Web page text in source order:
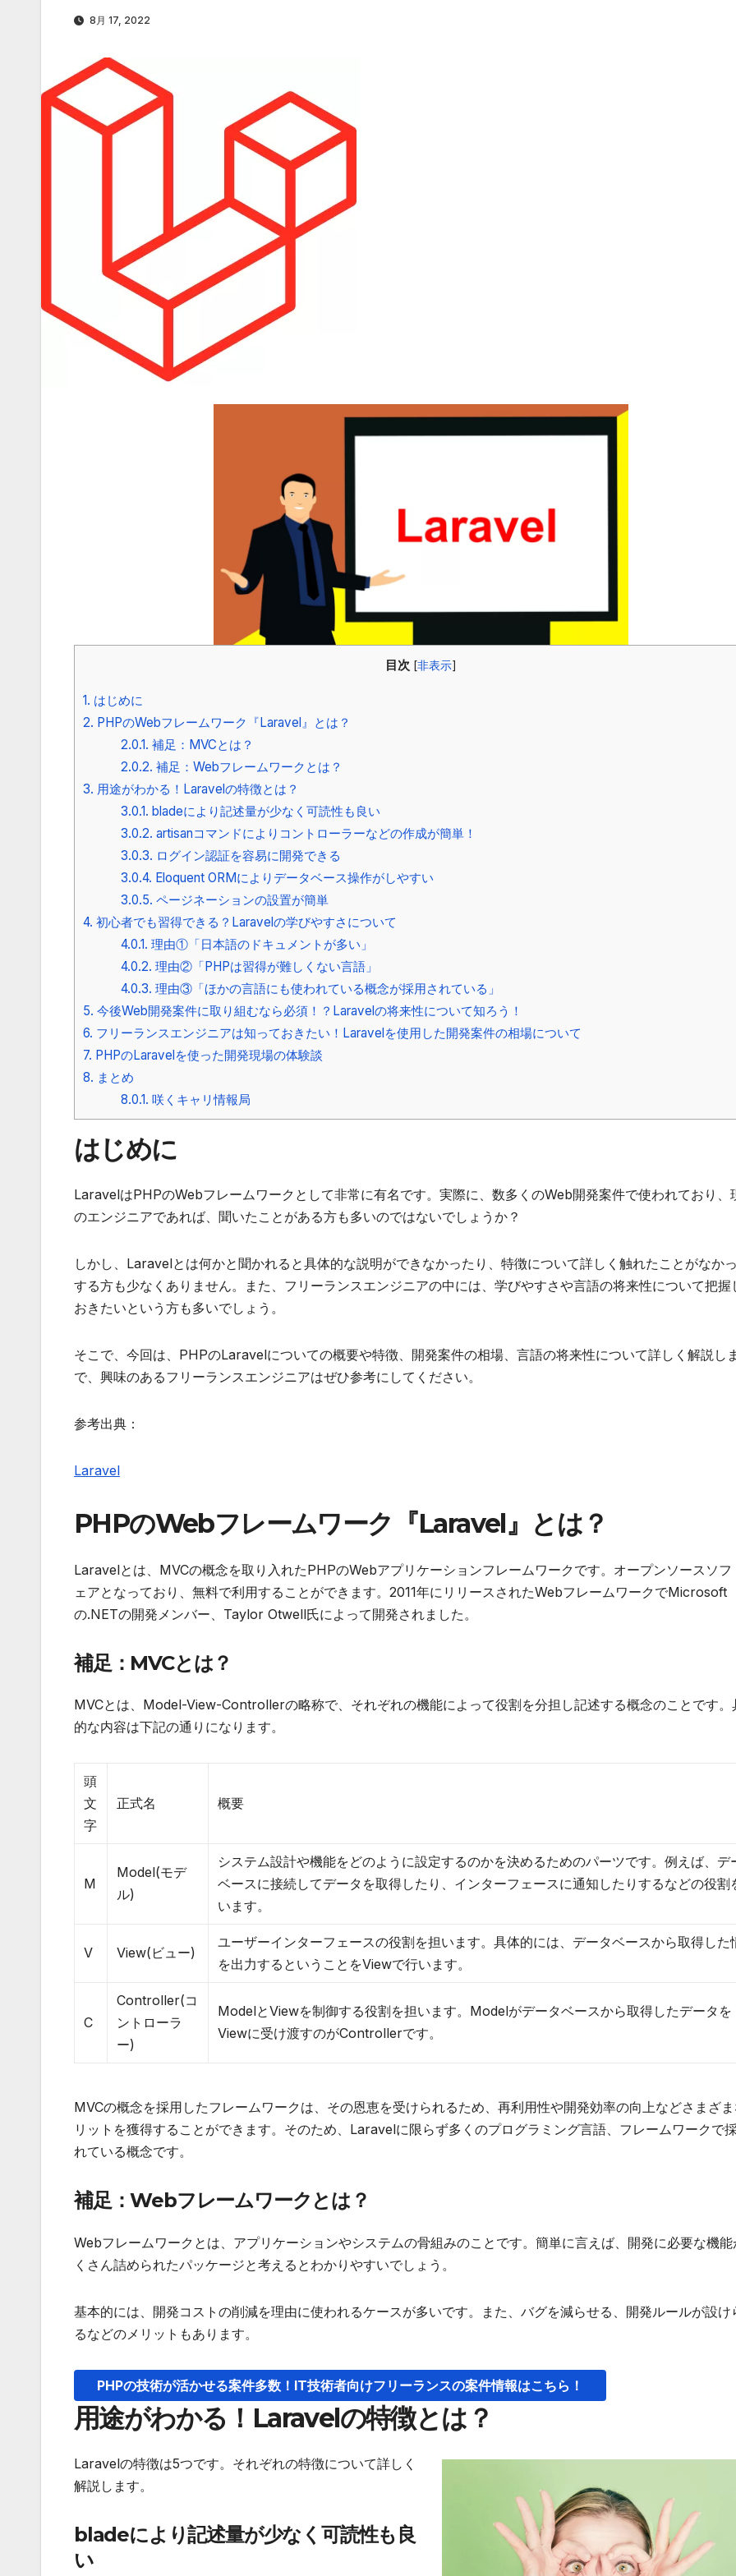
8月 17, 2022
目次 [非表示]
1. はじめに
2. PHPのWebフレームワーク『Laravel』とは？
2.0.1. 補足：MVCとは？
2.0.2. 補足：Webフレームワークとは？
3. 用途がわかる！Laravelの特徴とは？
3.0.1. bladeにより記述量が少なく可読性も良い
3.0.2. artisanコマンドによりコントローラーなどの作成が簡単！
3.0.3. ログイン認証を容易に開発できる
3.0.4. Eloquent ORMによりデータベース操作がしやすい
3.0.5. ページネーションの設置が簡単
4. 初心者でも習得できる？Laravelの学びやすさについて
4.0.1. 理由①「日本語のドキュメントが多い」
4.0.2. 理由②「PHPは習得が難しくない言語」
4.0.3. 理由③「ほかの言語にも使われている概念が採用されている」
5. 今後Web開発案件に取り組むなら必須！？Laravelの将来性について知ろう！
6. フリーランスエンジニアは知っておきたい！Laravelを使用した開発案件の相場について
7. PHPのLaravelを使った開発現場の体験談
8. まとめ
8.0.1. 咲くキャリ情報局
はじめに
LaravelはPHPのWebフレームワークとして非常に有名です。実際に、数多くのWeb開発案件で使われており、
のエンジニアであれば、聞いたことがある方も多いのではないでしょうか？
しかし、Laravelとは何かと聞かれると具体的な説明ができなかったり、特徴について詳しく触れたことがなか
する方も少なくありません。また、フリーランスエンジニアの中には、学びやすさや言語の将来性について把握
おきたいという方も多いでしょう。
そこで、今回は、PHPのLaravelについての概要や特徴、開発案件の相場、言語の将来性について詳しく解説し
で、興味のあるフリーランスエンジニアはぜひ参考にしてください。
参考出典：
Laravel
PHPのWebフレームワーク『Laravel』とは？
Laravelとは、MVCの概念を取り入れたPHPのWebアプリケーションフレームワークです。オープンソースソフ
ェアとなっており、無料で利用することができます。2011年にリリースされたWebフレームワークでMicrosoft
の.NETの開発メンバー、Taylor Otwell氏によって開発されました。
補足：MVCとは？
MVCとは、Model-View-Controllerの略称で、それぞれの機能によって役割を分担し記述する概念のことです。
的な内容は下記の通りになります。
頭
文
字
正式名 概要
M
Model(モデ
ル)
システム設計や機能をどのように設定するのかを決めるためのパーツです。例えば、デ
ベースに接続してデータを取得したり、インターフェースに通知したりするなどの役割
います。
V View(ビュー)
ユーザーインターフェースの役割を担います。具体的には、データベースから取得した
を出力するということをViewで行います。
C
Controller(コ
ントローラ
ー)
ModelとViewを制御する役割を担います。Modelがデータベースから取得したデータを
Viewに受け渡すのがControllerです。
MVCの概念を採用したフレームワークは、その恩恵を受けられるため、再利用性や開発効率の向上などさまざま
リットを獲得することができます。そのため、Laravelに限らず多くのプログラミング言語、フレームワークで
れている概念です。
補足：Webフレームワークとは？
Webフレームワークとは、アプリケーションやシステムの骨組みのことです。簡単に言えば、開発に必要な機能
くさん詰められたパッケージと考えるとわかりやすいでしょう。
基本的には、開発コストの削減を理由に使われるケースが多いです。また、バグを減らせる、開発ルールが設け
るなどのメリットもあります。
PHPの技術が活かせる案件多数！IT技術者向けフリーランスの案件情報はこちら！
用途がわかる！Laravelの特徴とは？
Laravelの特徴は5つです。それぞれの特徴について詳しく
解説します。
bladeにより記述量が少なく可読性も良
い